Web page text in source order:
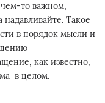
чем-то важном,
Такое
в порядок мысли и
как известно,
в целом.